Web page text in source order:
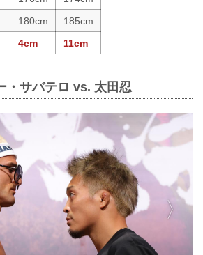
180cm
185cm
4cm 11cm
・サバテロ vs. 太田忍